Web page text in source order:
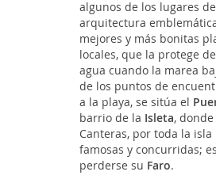
algunos de los lugares
arquitectura
mejores y más bonitas
locales, que la protege
agua cuando la marea
de los puntos de
a la playa, se sitúa el
barrio de la Isleta,
Canteras, por toda la
famosas y concurridas;
perderse su Faro.